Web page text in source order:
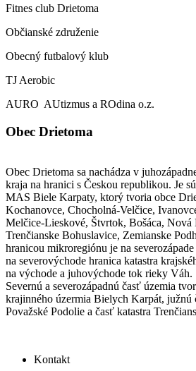
Fitnes club Drietoma
Občianské združenie
Obecný futbalový klub
TJ Aerobic
AURO AUtizmus a ROdina o.z.
Obec Drietoma
Obec Drietoma sa nachádza v
kraja na hranici s Českou republikou. Je
MAS Biele Karpaty, ktorý tvoria obce
Kochanovce, Chocholná-Velčice,
Melčice-Lieskové, Štvrtok, Bošáca, Nová
Trenčianske Bohuslavice, Zemianske
hranicou mikroregiónu je na
na severovýchode hranica katastra
na východe a juhovýchode tok rieky Váh.
Severnú a severozápadnú časť územia
krajinného úzermia Bielych Karpát,
Považské Podolie a časť katastra
Kontakt